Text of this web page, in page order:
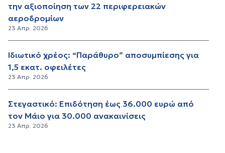
την αξιοποίηση των 22 περιφερειακών
αεροδρομίων
23 Απρ. 2026
Ιδιωτικό χρέος: “Παράθυρο” αποσυμπίεσης για
1,5 εκατ. οφειλέτες
23 Απρ. 2026
Στεγαστικό: Επιδότηση έως 36.000 ευρώ από
τον Μάιο για 30.000 ανακαινίσεις
23 Απρ. 2026